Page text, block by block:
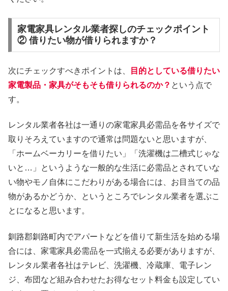
家電家具レンタル業者探しのチェックポイント
② 借りたい物が借りられますか？
次にチェックすべきポイントは、
目的としている借りたい
家電製品・家具がそもそも借りられるのか？ という点で
す。
レンタル業者各社は一通りの家電家具必需品を各サイズで
取りそろえていますので通常は問題ないと思いますが、
「ホームベーカリーを借りたい」「洗濯機は二槽式じゃな
いと…」というような一般的な生活に必需品とされていな
い物やモノ自体にこだわりがある場合には、お目当ての品
物があるかどうか、というところでレンタル業者を選ぶこ
とになると思います。
釧路郡釧路町内でアパートなどを借りて新生活を始める場
合には、家電家具必需品を一式揃える必要がありますが、
レンタル業者各社はテレビ、洗濯機、冷蔵庫、電子レン
ジ、布団など組み合わせたお得なセット料金も設定してい